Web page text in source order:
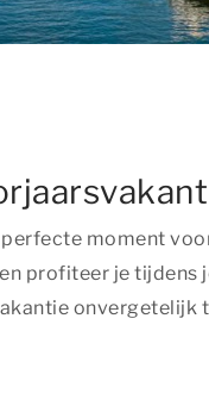
moment
profiteer je tijdens
onvergetelijk